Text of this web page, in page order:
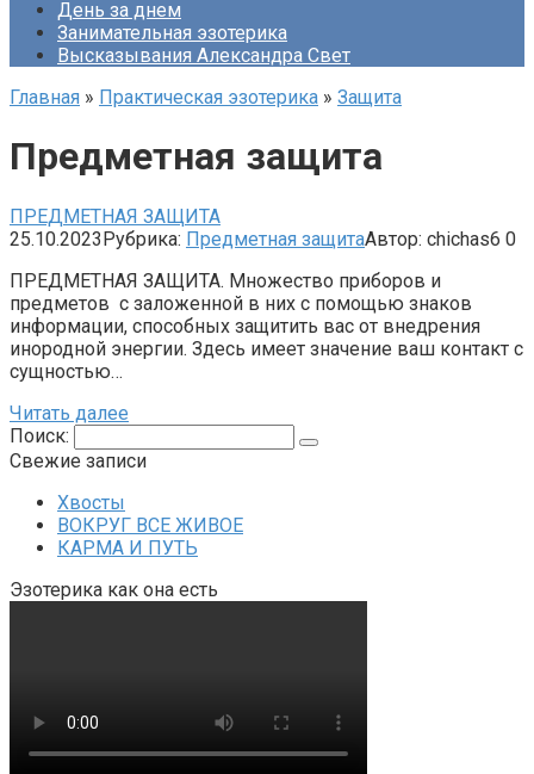
День за днем
Занимательная эзотерика
Высказывания Александра Свет
Главная » Практическая эзотерика » Защита
Предметная защита
ПРЕДМЕТНАЯ ЗАЩИТА
25.10.2023Рубрика: Предметная защитаАвтор: chichas6 0
ПРЕДМЕТНАЯ ЗАЩИТА. Множество приборов и
предметов с заложенной в них с помощью знаков
информации, способных защитить вас от внедрения
инородной энергии. Здесь имеет значение ваш контакт с
сущностью…
Читать далее
Поиск:
Свежие записи
Хвосты
ВОКРУГ ВСЕ ЖИВОЕ
КАРМА И ПУТЬ
Эзотерика как она есть